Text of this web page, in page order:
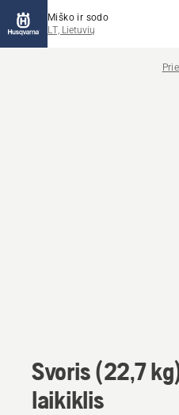
Miško ir sodo
LT, Lietuvių
Svoris (22,7
laikiklis